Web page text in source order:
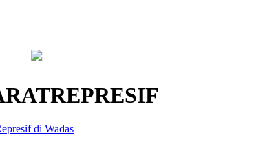
Lestarikan Tradisi Leluhur, Warga Dayakan
di Wadas